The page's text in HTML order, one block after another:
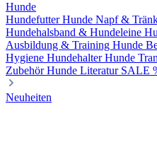
Hunde
HundefutterHunde Napf &
Hundehalsband & Hundeleine
Ausbildung & Training Hunde
Hygiene HundehalterHunde
ZubehörHunde Literatur SALE
Neuheiten